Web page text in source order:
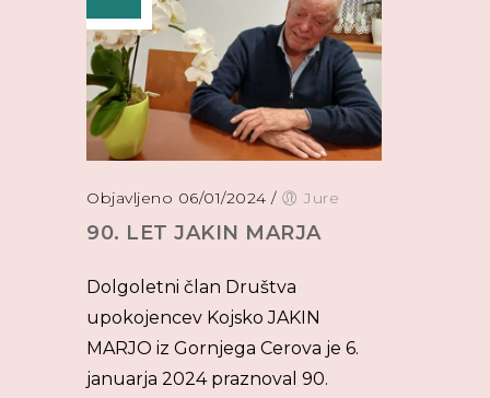
Objavljeno 06/01/2024 / Jure
90. LET JAKIN MARJA
Dolgoletni član Društva
upokojencev Kojsko JAKIN
MARJO iz Gornjega Cerova je 6.
januarja 2024 praznoval 90.